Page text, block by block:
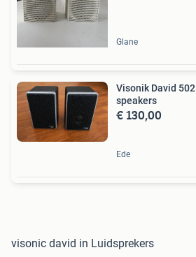
Glane
Visonik David 502 mini-monitor
speakers
€ 130,00
Ede
visonic david in Luidsprekers